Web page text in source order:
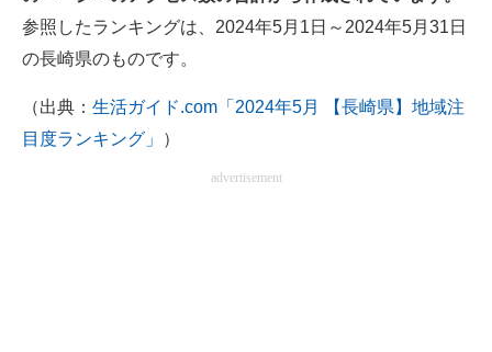
マーケ×ITの今がよく分かる
ITエンジニア向け専門サイト
参照したランキングは、2024年5月1日～2024年5月31日
の長崎県のものです。
（出典： 生活ガイド.com「2024年5月 【長崎県】地域注
目度ランキング」
）
advertisement